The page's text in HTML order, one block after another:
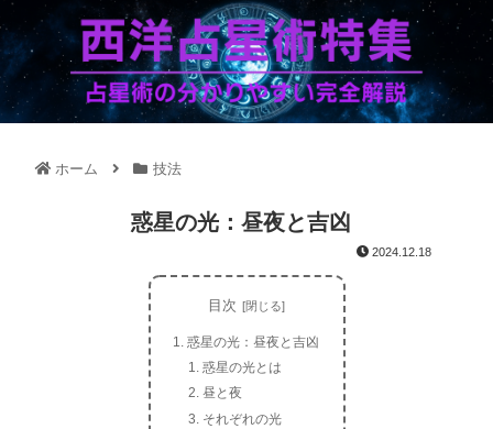
ホーム 技法
惑星の光：昼夜と吉凶
2024.12.18
目次
惑星の光：昼夜と吉凶
惑星の光とは
昼と夜
それぞれの光